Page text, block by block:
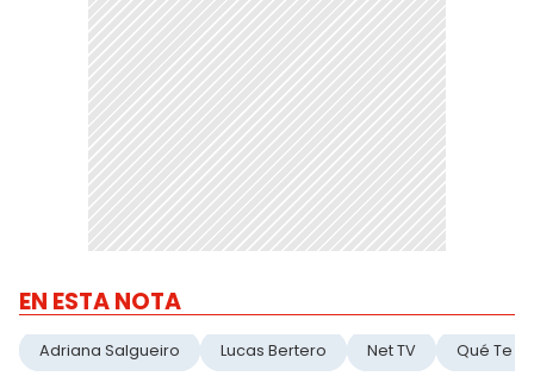
EN ESTA NOTA
Adriana Salgueiro Lucas Bertero Net TV Qué Te